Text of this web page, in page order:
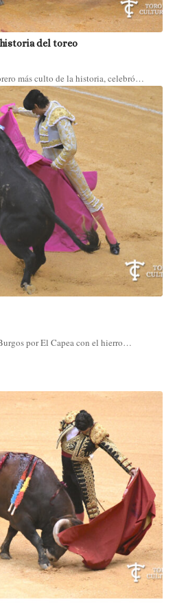
del toreo
más culto de la historia, celebró…
por El Capea con el hierro…